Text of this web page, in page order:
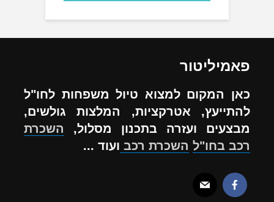
פאמיליטור
כאן המקום למצוא טיול משפחות לחו"ל
להתייעץ, אטרקציות, המלצות גולשים,
מבצעים ועזרה בתכנון מסלול, השכרת
רכב בחו"ל השכרת רכב ועוד ...